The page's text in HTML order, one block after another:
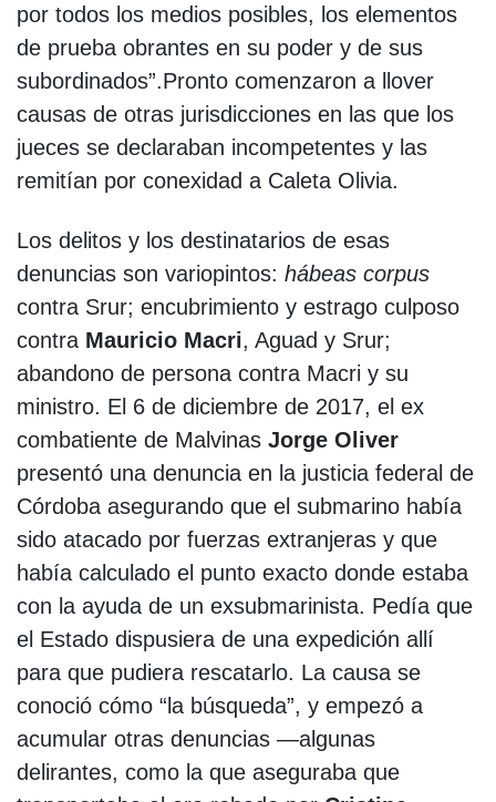
por todos los medios posibles, los elementos
de prueba obrantes en su poder y de sus
subordinados”.Pronto comenzaron a llover
causas de otras jurisdicciones en las que los
jueces se declaraban incompetentes y las
remitían por conexidad a Caleta Olivia.
Los delitos y los destinatarios de esas
denuncias son variopintos: hábeas corpus
contra Srur; encubrimiento y estrago culposo
contra Mauricio Macri, Aguad y Srur;
abandono de persona contra Macri y su
ministro. El 6 de diciembre de 2017, el ex
combatiente de Malvinas Jorge Oliver
presentó una denuncia en la justicia federal de
Córdoba asegurando que el submarino había
sido atacado por fuerzas extranjeras y que
había calculado el punto exacto donde estaba
con la ayuda de un exsubmarinista. Pedía que
el Estado dispusiera de una expedición allí
para que pudiera rescatarlo. La causa se
conoció cómo “la búsqueda”, y empezó a
acumular otras denuncias —algunas
delirantes, como la que aseguraba que